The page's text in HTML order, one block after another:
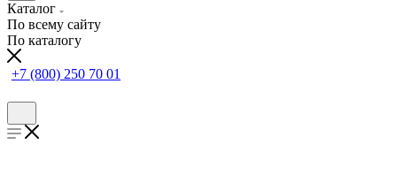
Каталог
По всему сайту
По каталогу
+7 (800) 250 70 01